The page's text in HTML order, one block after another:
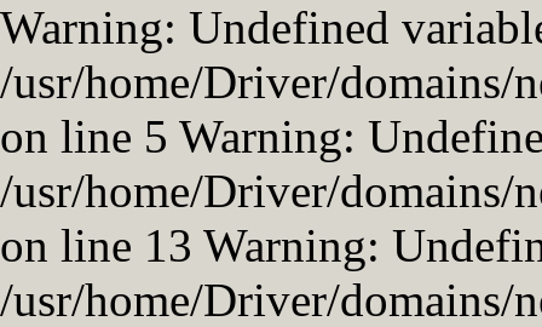
Warning: Undefined
/usr/home/Driver/domains/
on line 5 Warning:
/usr/home/Driver/domains/
on line 13 Warning:
/usr/home/Driver/domains/